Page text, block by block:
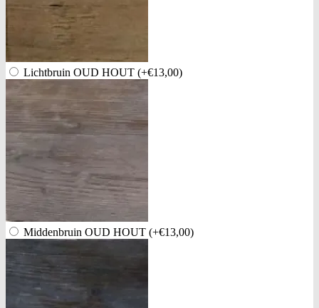
Lichtbruin OUD HOUT (+€13,00)
Middenbruin OUD HOUT (+€13,00)